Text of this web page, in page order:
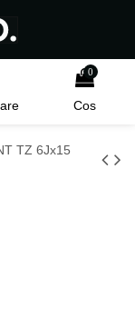
0
Cos
TZ 6Jx15